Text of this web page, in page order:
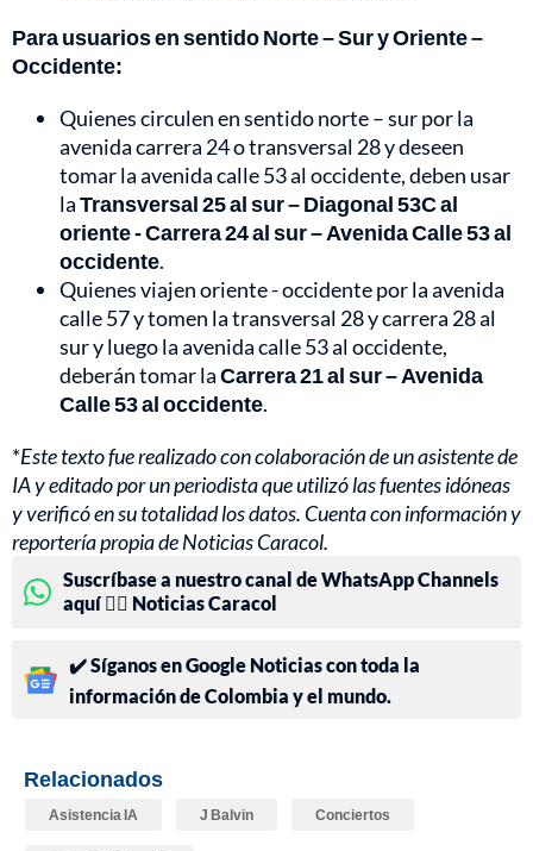
Para usuarios en sentido Norte – Sur y Oriente –
Occidente:
Quienes circulen en sentido norte – sur por la
avenida carrera 24 o transversal 28 y deseen
tomar la avenida calle 53 al occidente, deben usar
laTransversal 25 al sur – Diagonal 53C al
oriente - Carrera 24 al sur – Avenida Calle 53 al
occidente.
Quienes viajen oriente - occidente por la avenida
calle 57 y tomen la transversal 28 y carrera 28 al
sur y luego la avenida calle 53 al occidente,
deberán tomar laCarrera 21 al sur – Avenida
Calle 53 al occidente.
*Este texto fue realizado con colaboración de un asistente de
IA y editado por un periodista que utilizó las fuentes idóneas
y verificó en su totalidad los datos. Cuenta con información y
reportería propia de Noticias Caracol.
Suscríbase a nuestro canal de WhatsApp Channels
aquí 👉🏻 Noticias Caracol
✔️ Síganos en Google Noticias con toda la
información de Colombia y el mundo.
Relacionados
Asistencia IA J Balvin Conciertos